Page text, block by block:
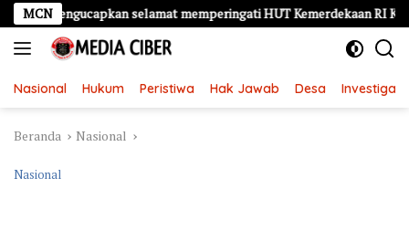
Langsung
ke
konten
MCN selamat memperingati HUT Kemerdekaan RI Ke – 81
Nasional Hukum Peristiwa Hak Jawab Desa Investigasi
Beranda Nasional
Nasional